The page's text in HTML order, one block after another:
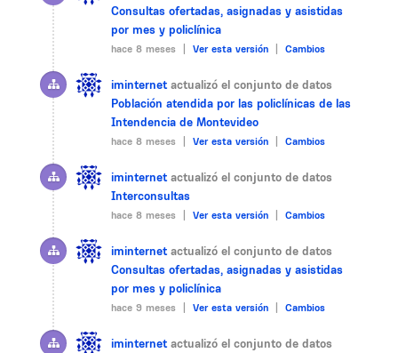
Consultas ofertadas, asignadas y asistidas
por mes y policlínica
hace 8 meses | Ver esta versión Cambios
iminternet actualizó el conjunto de datos
Población atendida por las policlínicas de las
Intendencia de Montevideo
hace 8 meses | Ver esta versión Cambios
iminternet actualizó el conjunto de datos
Interconsultas
hace 8 meses | Ver esta versión Cambios
iminternet actualizó el conjunto de datos
Consultas ofertadas, asignadas y asistidas
por mes y policlínica
hace 9 meses | Ver esta versión Cambios
iminternet actualizó el conjunto de datos